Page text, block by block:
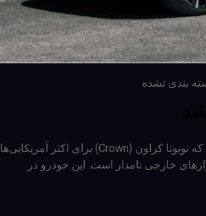
بندی نشده
تویوتا کراون 2023 رونمایی شد در این مقاله: در حالی که تویوتا کراون (Crown) برای اکثر آمریکایی‌ها
خارجی نامدار است. این خودرو در